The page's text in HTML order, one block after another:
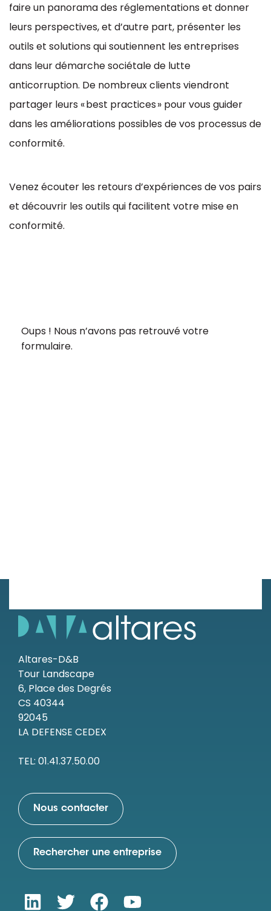
faire un panorama des réglementations et donner
leurs perspectives, et d’autre part, présenter les
outils et solutions qui soutiennent les entreprises
dans leur démarche sociétale de lutte
anticorruption. De nombreux clients viendront
partager leurs « best practices » pour vous guider
dans les améliorations possibles de vos processus de
conformité.
Venez écouter les retours d’expériences de vos pairs
et découvrir les outils qui facilitent votre mise en
conformité.
Oups ! Nous n’avons pas retrouvé votre
formulaire.
Altares-D&B
Tour Landscape
6, Place des Degrés
CS 40344
92045
LA DEFENSE CEDEX
TEL: 01.41.37.50.00
Nous contacter
Rechercher une entreprise